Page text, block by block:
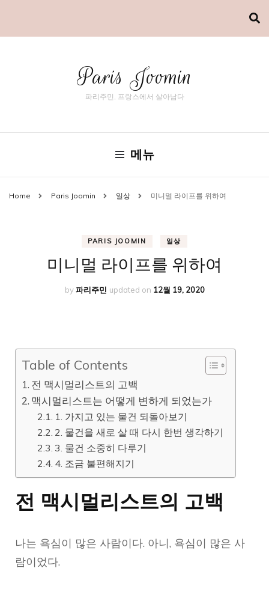
Paris Joomin
파리주민, 프랑스에서 살아남다
메뉴
Home Paris Joomin 일상 미니멀 라이프를 위하여
PARIS JOOMIN 일상
미니멀 라이프를 위하여
by파리주민 updated on 12월 19, 2020
Table of Contents
전 맥시멀리스트의 고백
맥시멀리스트는 어떻게 변하게 되었는가
1. 가지고 있는 물건 되돌아보기
2. 물건을 새로 살 때 다시 한번 생각하기
3. 물건 소중히 다루기
4. 조금 불편해지기
전 맥시멀리스트의 고백
나는 욕심이 많은 사람이다. 아니, 욕심이 많은 사
람이었다.